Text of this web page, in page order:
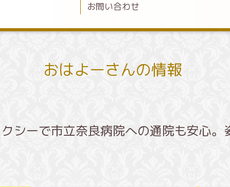
お問い合わせ
おはよーさんの情報
クシーで市立奈良病院への通院も安心